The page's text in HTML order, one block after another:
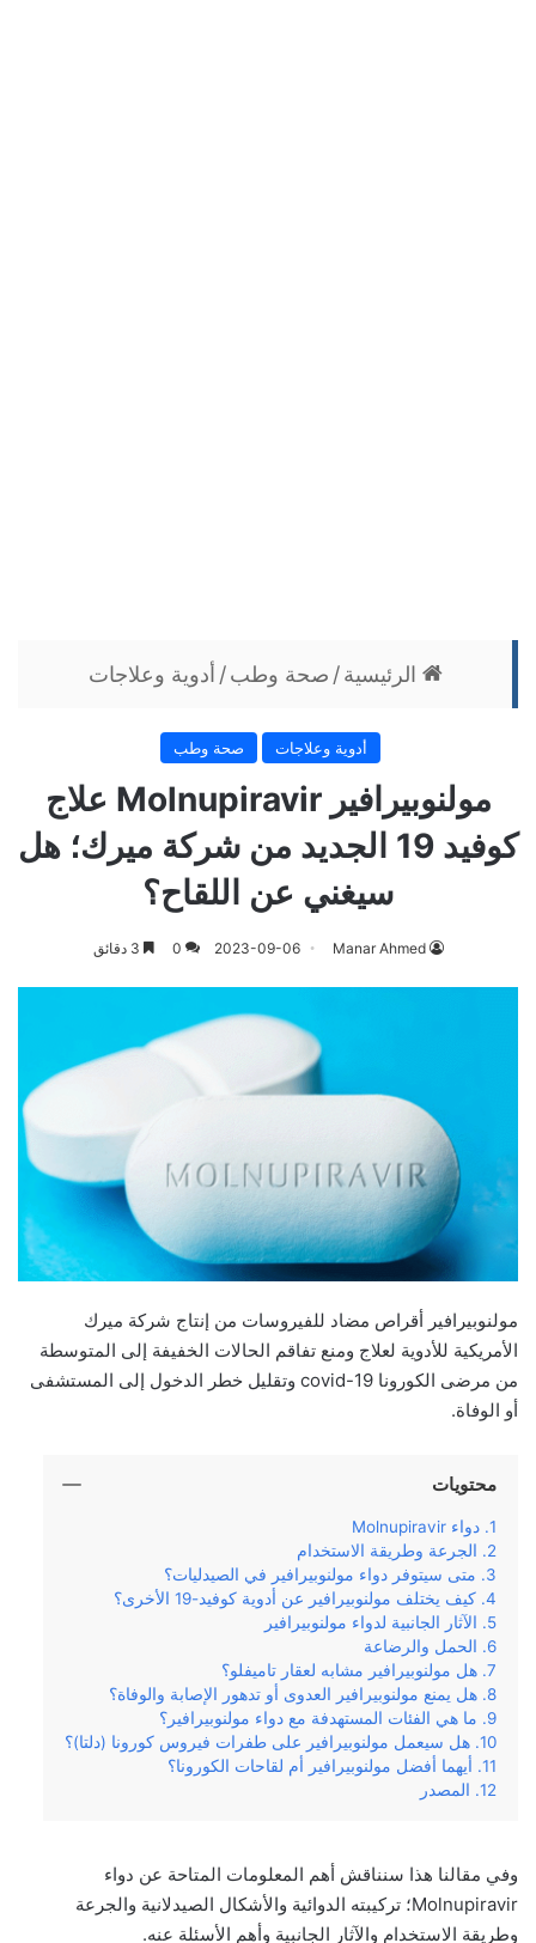
الرئيسية / صحة وطب / أدوية وعلاجات
أدوية وعلاجات صحة وطب
مولنوبيرافير Molnupiravir علاج
كوفيد 19 الجديد من شركة ميرك؛ هل
سيغني عن اللقاح؟
Manar Ahmed
2023-09-06
0
مولنوبيرافير أقراص مضاد للفيروسات من إنتاج شركة ميرك
الأمريكية للأدوية لعلاج ومنع تفاقم الحالات الخفيفة إلى المتوسطة
من مرضى الكورونا covid-19 وتقليل خطر الدخول إلى المستشفى
أو الوفاة.
محتويات
دواء Molnupiravir
الجرعة وطريقة الاستخدام
متى سيتوفر دواء مولنوبيرافير في الصيدليات؟
كيف يختلف مولنوبيرافير عن أدوية كوفيد-19 الأخرى؟
الآثار الجانبية لدواء مولنوبيرافير
الحمل والرضاعة
هل مولنوبيرافير مشابه لعقار تاميفلو؟
هل يمنع مولنوبيرافير العدوى أو تدهور الإصابة والوفاة؟
ما هي الفئات المستهدفة مع دواء مولنوبيرافير؟
هل سيعمل مولنوبيرافير على طفرات فيروس كورونا (دلتا)؟
أيهما أفضل مولنوبيرافير أم لقاحات الكورونا؟
المصدر
وفي‌ ‌مقالنا‌ ‌هذا‌ ‌سنناقش‌ ‌أهم‌ ‌المعلومات‌ ‌المتاحة‌ ‌عن‌ دواء
Molnupiravir؛ ‌تركيبته‌ ‌الدوائية‌ والأشكال الصيدلانية ‌والجرعة‌
‌وطريقة‌ ‌الاستخدام‌ ‌والآثار‌ ‌الجانبية‌ ‌وأهم الأسئلة عنه.